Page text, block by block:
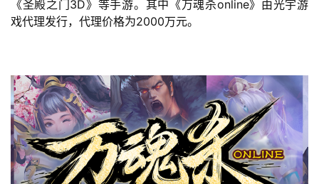
手
戏
单
机
游
戏
《圣殿之门3D》等手游。其中《万魂杀online》由光宇游
戏代理发行，代理价格为2000万元。